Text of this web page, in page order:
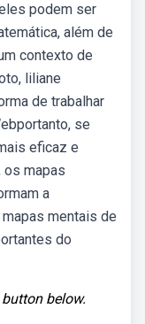
podem ser
além de
contexto de
liliane
de trabalhar
se
eficaz e
os mapas
a
mentais de
do
below.